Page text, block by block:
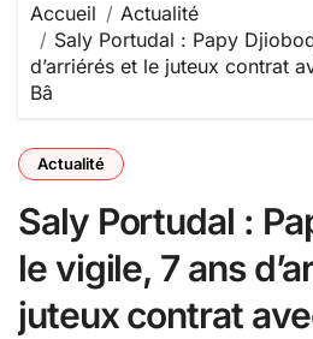
Accueil
Actualité
Saly Portudal : Papy
d’arriérés et le juteux contrat
Bâ
Actualité
Saly Portudal :
le vigile, 7 ans
juteux contrat